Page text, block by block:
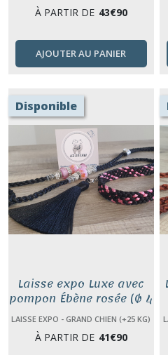
À PARTIR DE 43€90
AJOUTER AU PANIER
Disponible
Laisse expo Luxe avec
pompon Ébène rosée (Ø 4
mm)
LAISSE EXPO - GRAND CHIEN (+25 KG)
À PARTIR DE 41€90